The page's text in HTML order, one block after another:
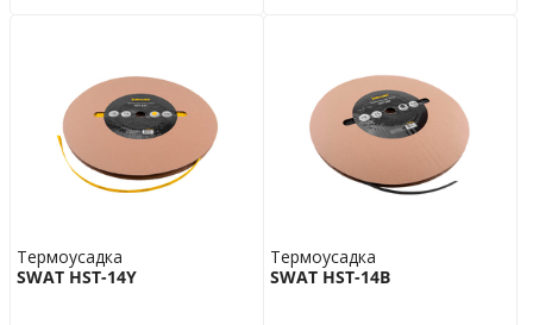
Термоусадка
SWAT HST-14Y
Термоусадка
SWAT HST-14B